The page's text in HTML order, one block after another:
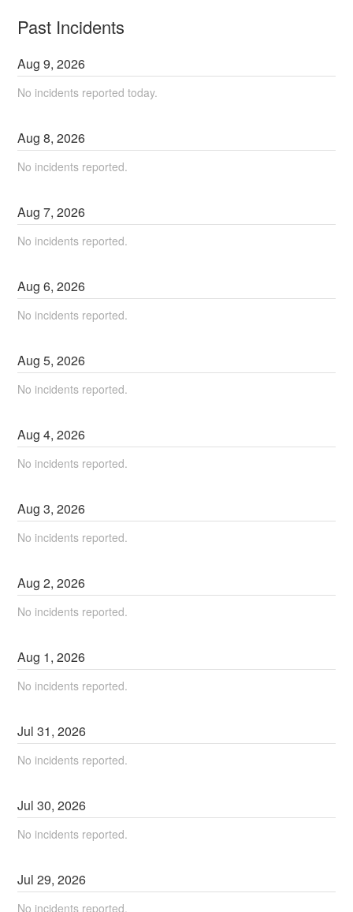
Past Incidents
Aug9,2026
No incidents reported today.
Aug8,2026
No incidents reported.
Aug7,2026
No incidents reported.
Aug6,2026
No incidents reported.
Aug5,2026
No incidents reported.
Aug4,2026
No incidents reported.
Aug3,2026
No incidents reported.
Aug2,2026
No incidents reported.
Aug 1,2026
No incidents reported.
Jul31,2026
No incidents reported.
Jul30,2026
No incidents reported.
Jul29,2026
No incidents reported.